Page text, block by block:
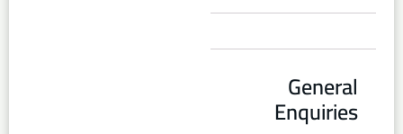
General
Enquiries